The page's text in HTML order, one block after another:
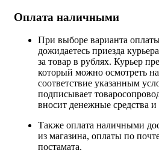
Оплата наличными
При выборе варианта
дожидаетесь приезда
за товар в рублях. Курьер
который можно осмотреть
соответствие указанным
подписывает
вносит денежные средства и
Также оплата наличными
из магазина, оплаты по
постамата.